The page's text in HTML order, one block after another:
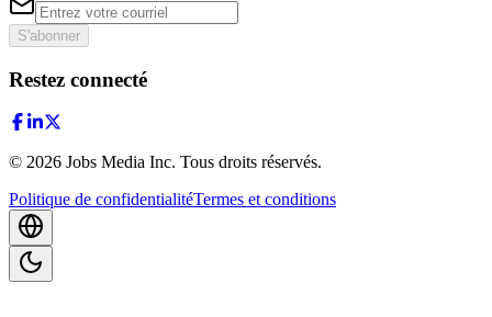
S'abonner
Restez connecté
© 2026 Jobs Media Inc. Tous droits réservés.
Politique de confidentialitéTermes et conditions